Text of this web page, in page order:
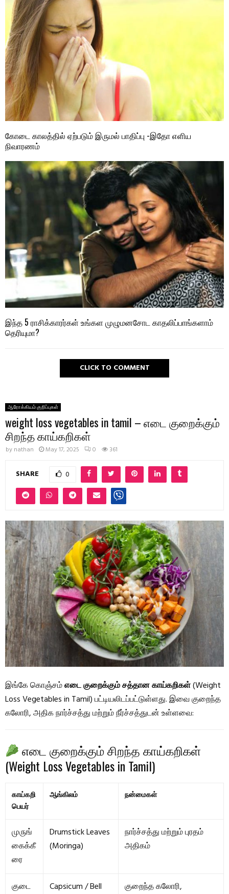
கோடை காலத்தில் ஏற்படும் இருமல் பாதிப்பு -இதோ எளிய
நிவாரணம்
இந்த 5 ராசிக்காரர்கள் உங்கள முழுமனசோட காதலிப்பாங்களாம்
தெரியுமா?
CLICK TO COMMENT
ஆரோக்கியம் குறிப்புகள்
weight loss vegetables in tamil – எடை குறைக்கும்
சிறந்த காய்கறிகள்
by nathan May 17, 2025 0 361
SHARE 0
இங்கே கொஞ்சம்எடை குறைக்கும் சத்தான காய்கறிகள்(Weight
Loss Vegetables in Tamil) பட்டியலிடப்பட்டுள்ளது. இவை குறைந்த
கலோரி, அதிக நார்ச்சத்து மற்றும் நீர்ச்சத்துடன் உள்ளவை:
எடை குறைக்கும் சிறந்த காய்கறிகள்
(Weight Loss Vegetables in Tamil)
காய்கறி
பெயர்
ஆங்கிலம் நன்மைகள்
முருங்
கைக்கீ
ரை
Drumstick Leaves
(Moringa)
நார்ச்சத்து மற்றும் புரதம்
அதிகம்
குடை
Capsicum / Bell
குறைந்த கலோரி,